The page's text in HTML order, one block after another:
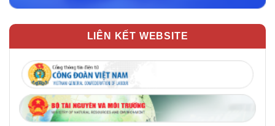
LIÊN KẾT WEBSITE